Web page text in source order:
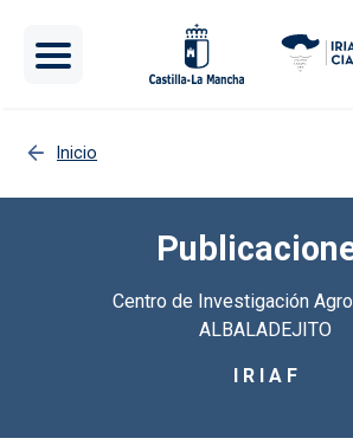
Inicio
Centro de Investigación
ALBALADEJITO
I R I A F